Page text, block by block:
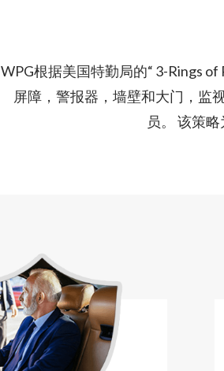
WPG根据美国特勤局的“ 3-Rings
屏障，警报器，墙壁和大门，监
员。 该策